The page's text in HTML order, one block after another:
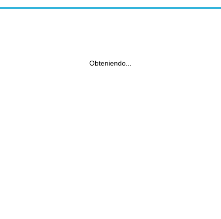
Obteniendo...